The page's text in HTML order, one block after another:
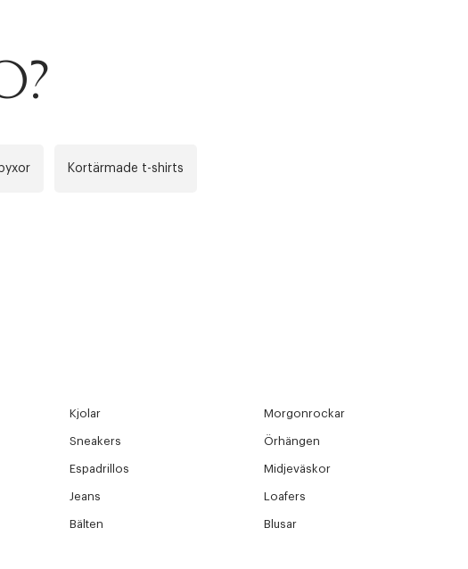
Kortärmade t-shirts
Kjolar Morgonrockar
Sneakers Örhängen
Espadrillos Midjeväskor
Jeans Loafers
Bälten Blusar